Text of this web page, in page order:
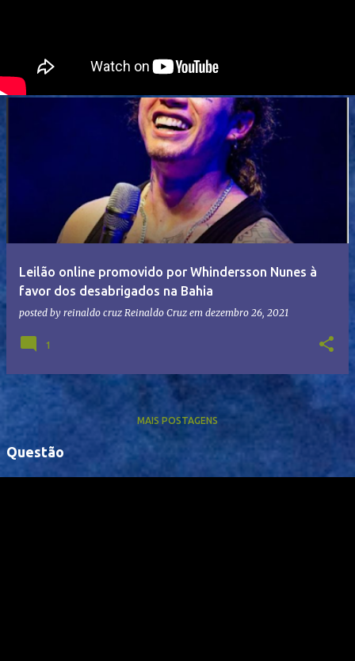
Leilão online promovido por Whindersson Nunes à
favor dos desabrigados na Bahia
posted by reinaldo cruz Reinaldo Cruz em dezembro 26, 2021
1
MAIS POSTAGENS
Questão